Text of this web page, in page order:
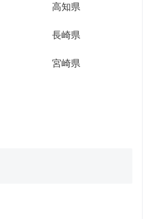
高知県
長崎県
宮崎県